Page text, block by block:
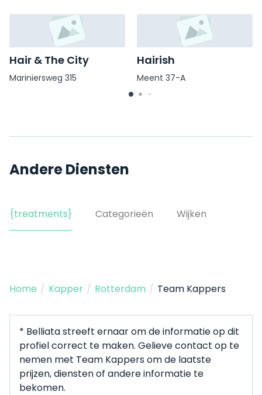
Hair & The City
Mariniersweg 315
Hairish
Meent 37-A
Andere Diensten
{treatments} Categorieën Wijken
Home / Kapper / Rotterdam / Team Kappers
* Belliata streeft ernaar om de informatie op dit
profiel correct te maken. Gelieve contact op te
nemen met Team Kappers om de laatste
prijzen, diensten of andere informatie te
bekomen.